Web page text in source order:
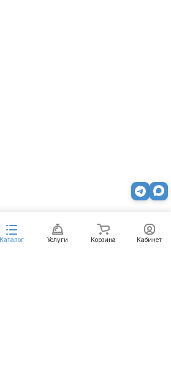
Каталог Услуги Корзина Кабинет